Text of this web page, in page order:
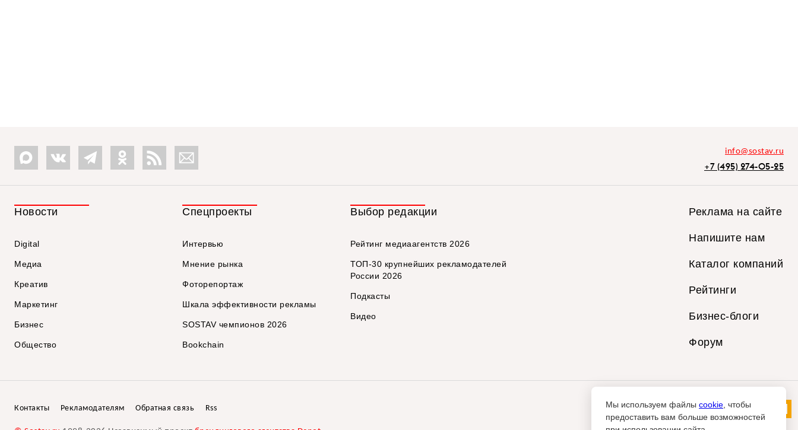
info@sostav.ru
+7 (495) 274-05-25
Новости
Digital
Медиа
Креатив
Маркетинг
Бизнес
Общество
Спецпроекты
Интервью
Мнение рынка
Фоторепортаж
Шкала эффективности рекламы
SOSTAV чемпионов 2026
Bookchain
Выбор редакции
Рейтинг медиаагентств 2026
ТОП-30 крупнейших рекламодателей
России 2026
Подкасты
Видео
Реклама на сайте
Напишите нам
Каталог компаний
Рейтинги
Бизнес-блоги
Форум
Контакты Рекламодателям Обратная связь Rss Мы используем файлы cookie , чтобы
предоставить вам больше возможностей